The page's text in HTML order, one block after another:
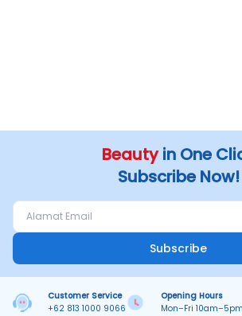
Beautyin One
Subscribe Now!
Subscribe
Customer Service
+62 813 1000 9066
Opening Hours
Mon–Fri